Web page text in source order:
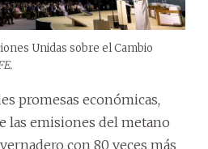
Unidas sobre el Cambio
promesas económicas,
las emisiones del metano
con 80 veces más